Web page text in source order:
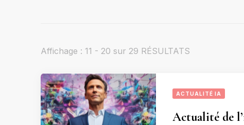
Affichage : 11 - 20 sur 29 RÉSULTATS
ACTUALITÉ IA
Actualité de